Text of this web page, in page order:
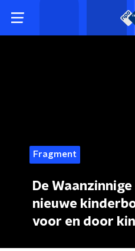
Fragment
De
nieuwe
voor en door